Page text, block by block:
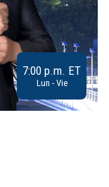
7:00 p.m. ET
Lun - Vie